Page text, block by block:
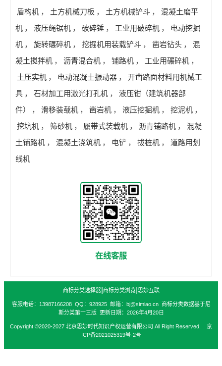
盾构机 ， 土方机械刀板 ， 土方机械铲斗 ，
混凝土磨平
机 ， 液压绳锯机 ， 破碎锤 ， 工业用破碎机 ，
电动挖掘
机 ， 旋转碾碎机 ， 挖掘机用装载铲斗 ， 凿岩钻头 ，
混
凝土搅拌机 ， 沥青混合机 ， 铺路机 ， 工业用碾碎机 ，
土压实机 ， 电动混凝土振动器 ，
开凿路面材料用机械工
具 ， 石材加工用激光打孔机 ，
液压钳（建筑机器部
件）
， 滑移装载机 ， 凿岩机 ， 液压挖掘机 ， 挖泥机 ，
挖坑机 ， 筛砂机 ， 履带式装载机 ， 沥青铺路机 ，
混凝
土铺路机 ， 混凝土浇筑机 ， 电铲 ， 拔桩机 ，
道路用划
线机
在线客服
商标分类选择器| 商标分类浏览| 思妙互联
客服电话：13987166208 QQ：928925 邮箱：bj@simiao.cn 商标分类数据基于尼
斯分类第十三版 更新日期：2026年4月20日
Copyright ©2020-2027 北京思妙时代知识产权运营有限公司 All Right Reserved. 京
ICP备2021025319号-2号